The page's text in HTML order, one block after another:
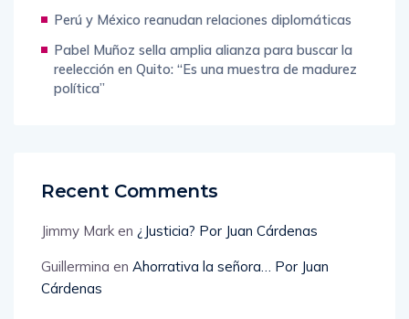
Perú y México reanudan relaciones diplomáticas
Pabel Muñoz sella amplia alianza para buscar la
reelección en Quito: “Es una muestra de madurez
política”
Recent Comments
Jimmy Mark en ¿Justicia? Por Juan Cárdenas
Guillermina en Ahorrativa la señora… Por Juan
Cárdenas